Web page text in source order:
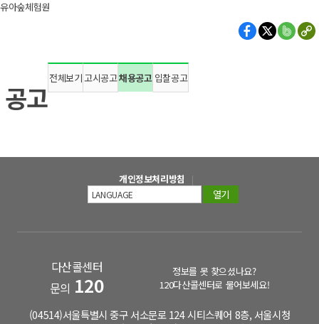
유아숲체험원
공고
전체보기 고시공고채용공고 입찰공고
개인정보처리방침
열기
다산콜센터
문의 120
정보를 못 찾으셨나요?
120다산콜센터로 물어보세요!
(04514)서울특별시 중구 서소문로 124 시티스퀘어 8층, 서울시청